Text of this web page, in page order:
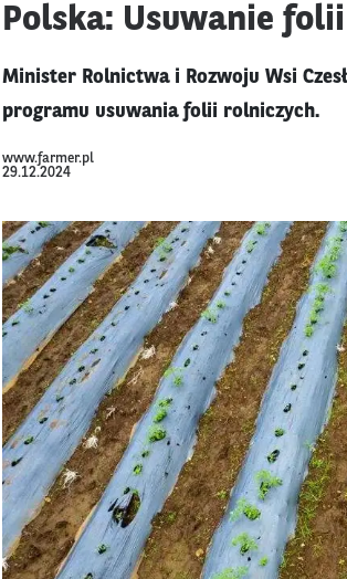
Polska: Usuwanie
Minister Rolnictwa i Rozwoju Wsi
programu usuwania folii rolniczych.
www.farmer.pl
29.12.2024